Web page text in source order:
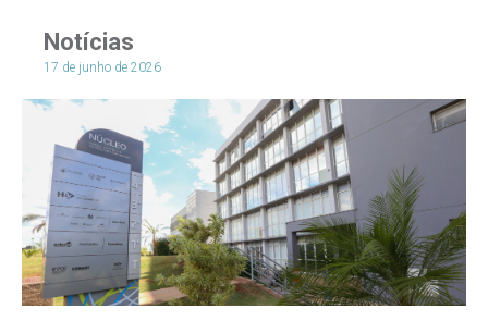
Notícias
17 de junho de 2026